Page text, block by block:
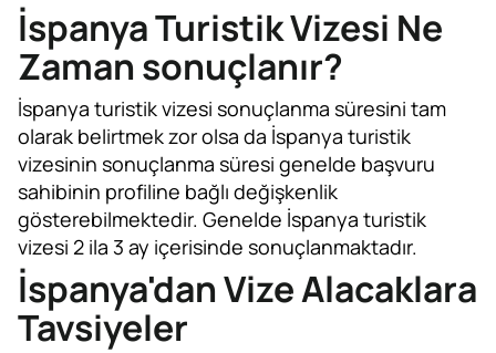
İspanya Turistik Vizesi Ne
Zaman sonuçlanır?
İspanya turistik vizesi sonuçlanma süresini tam
olarak belirtmek zor olsa da İspanya turistik
vizesinin sonuçlanma süresi genelde başvuru
sahibinin profiline bağlı değişkenlik
gösterebilmektedir. Genelde İspanya turistik
vizesi 2 ila 3 ay içerisinde sonuçlanmaktadır.
İspanya'dan Vize Alacaklara
Tavsiyeler